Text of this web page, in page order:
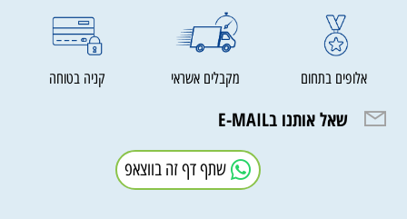
אלופים בתחום מקבלים אשראי קניה בטוחה
שאל אותנו בE-MAIL
שתף דף זה בווצאפ